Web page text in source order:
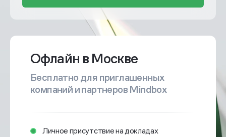
Офлайн в Москве
Бесплатно для приглашенных
компаний и партнеров Mindbox
Личное присутствие на докладах